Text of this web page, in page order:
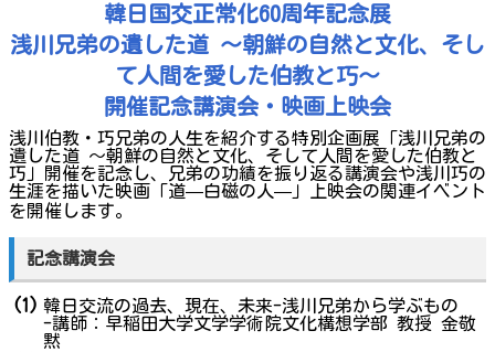
韓日国交正常化60周年記念展
浅川兄弟の遺した道 〜朝鮮の自然と文化、そし
て人間を愛した伯教と巧〜
開催記念講演会・映画上映会
浅川伯教・巧兄弟の人生を紹介する特別企画展「浅川兄弟の
遺した道 〜朝鮮の自然と文化、そして人間を愛した伯教と
巧」開催を記念し、兄弟の功績を振り返る講演会や浅川巧の
生涯を描いた映画「道—白磁の人—」上映会の関連イベント
を開催します。
記念講演会
(1) 韓日交流の過去、現在、未来-浅川兄弟から学ぶもの
-講師：早稲田大学文学学術院文化構想学部 教授 金敬
黙